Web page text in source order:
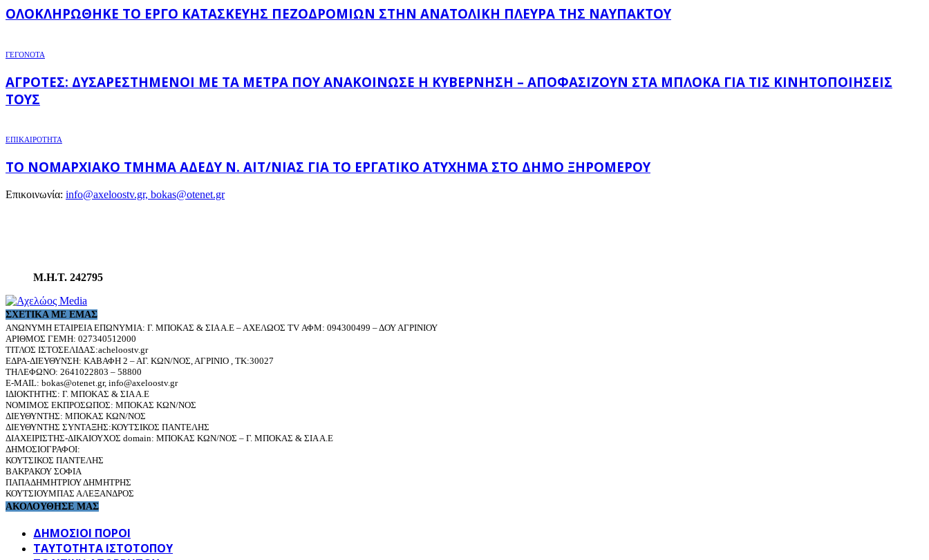
ΟΛΟΚΛΗΡΏΘΗΚΕ ΤΟ ΈΡΓΟ ΚΑΤΑΣΚΕΥΉΣ ΠΕΖΟΔΡΟΜΊΩΝ ΣΤΗΝ ΑΝΑΤΟΛΙΚΉ ΠΛΕΥΡΆ ΤΗΣ ΝΑΥΠΆΚΤΟΥ
ΓΕΓΟΝΟΤΑ
ΑΓΡΌΤΕΣ: ΔΥΣΑΡΕΣΤΗΜΈΝΟΙ ΜΕ ΤΑ ΜΈΤΡΑ ΠΟΥ ΑΝΑΚΟΊΝΩΣΕ Η ΚΥΒΈΡΝΗΣΗ – ΑΠΟΦΑΣΊΖΟΥΝ ΣΤΑ ΜΠΛΌΚΑ ΓΙΑ ΤΙΣ ΚΙΝΗΤΟΠΟΙΉΣΕΙΣ
ΤΟΥΣ
ΕΠΙΚΑΙΡΟΤΗΤΑ
ΤΟ ΝΟΜΑΡΧΙΑΚΌ ΤΜΉΜΑ ΑΔΕΔΥ Ν. ΑΙΤ/ΝΊΑΣ ΓΙΑ ΤΟ ΕΡΓΑΤΙΚΌ ΑΤΎΧΗΜΑ ΣΤΟ ΔΉΜΟ ΞΗΡΟΜΈΡΟΥ
Επικοινωνία: info@axeloostv.gr, bokas@otenet.gr
Μ.Η.Τ. 242795
ΣΧΕΤΙΚΆ ΜΕ ΕΜΆΣ
ΑΝΩΝΥΜΗ ΕΤΑΙΡΕΙΑ ΕΠΩΝΥΜΙΑ: Γ. ΜΠΟΚΑΣ & ΣΙΑ Α.Ε – ΑΧΕΛΩΟΣ TV ΑΦΜ: 094300499 – ΔΟΥ ΑΓΡΙΝΙΟΥ
ΑΡΙΘΜΟΣ ΓΕΜΗ: 027340512000
ΤΙΤΛΟΣ ΙΣΤΟΣΕΛΙΔΑΣ:acheloostv.gr
ΕΔΡΑ-ΔΙΕΥΘΥΝΣΗ: ΚΑΒΑΦΗ 2 – ΑΓ. ΚΩΝ/ΝΟΣ, ΑΓΡΙΝΙΟ , ΤΚ:30027
ΤΗΛΕΦΩΝΟ: 2641022803 – 58800
E-MAIL: bokas@otenet.gr, info@axeloostv.gr
ΙΔΙΟΚΤΗΤΗΣ: Γ. ΜΠΟΚΑΣ & ΣΙΑ Α.Ε
ΝΟΜΙΜΟΣ ΕΚΠΡΟΣΩΠΟΣ: ΜΠΟΚΑΣ ΚΩΝ/ΝΟΣ
ΔΙΕΥΘΥΝΤΗΣ: ΜΠΟΚΑΣ ΚΩΝ/ΝΟΣ
ΔΙΕΥΘΥΝΤΗΣ ΣΥΝΤΑΞΗΣ:ΚΟΥΤΣΙΚΟΣ ΠΑΝΤΕΛΗΣ
ΔΙΑΧΕΙΡΙΣΤΗΣ-ΔΙΚΑΙΟΥΧΟΣ domain: ΜΠΟΚΑΣ ΚΩΝ/ΝΟΣ – Γ. ΜΠΟΚΑΣ & ΣΙΑ Α.Ε
ΔΗΜΟΣΙΟΓΡΑΦΟΙ:
ΚΟΥΤΣΙΚΟΣ ΠΑΝΤΕΛΗΣ
ΒΑΚΡΑΚΟΥ ΣΟΦΙΑ
ΠΑΠΑΔΗΜΗΤΡΙΟΥ ΔΗΜΗΤΡΗΣ
ΚΟΥΤΣΙΟΥΜΠΑΣ ΑΛΕΞΑΝΔΡΟΣ
ΑΚΟΛΟΥΘΗΣΕ ΜΑΣ
ΔΗΜΟΣΙΟΙ ΠΟΡΟΙ
ΤΑΥΤΌΤΗΤΑ ΙΣΤΌΤΟΠΟΥ